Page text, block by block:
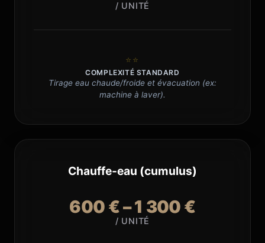
/ UNITÉ
⭐⭐
COMPLEXITÉ STANDARD
Tirage eau chaude/froide et évacuation (ex:
machine à laver).
Chauffe-eau (cumulus)
600 € – 1 300 €
/ UNITÉ